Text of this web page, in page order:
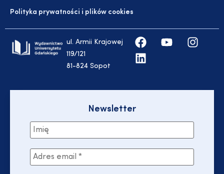
Polityka prywatności i plików cookies
ul. Armii Krajowej
119/121
81-824 Sopot
Newsletter